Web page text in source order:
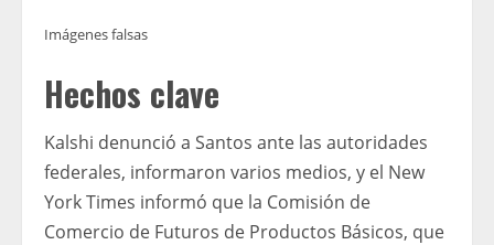
Imágenes falsas
Hechos clave
Kalshi denunció a Santos ante las autoridades
federales, informaron varios medios, y el New
York Times informó que la Comisión de
Comercio de Futuros de Productos Básicos, que